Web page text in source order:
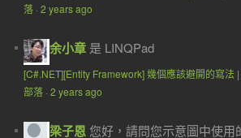
落· 2 years ago
余小章 是 LINQPad
[C#.NET][Entity Framework] 幾個應該避開的寫法
部落· 2 years ago
梁子恩 您好，請問您示意圖中使用